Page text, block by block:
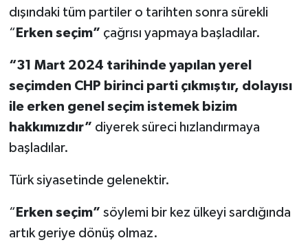
dışındaki tüm partiler o tarihten sonra sürekli
“ Erken seçim” çağrısı yapmaya başladılar.
“31 Mart 2024 tarihinde yapılan yerel
seçimden CHP birinci parti çıkmıştır, dolayısı
ile erken genel seçim istemek bizim
hakkımızdır” diyerek süreci hızlandırmaya
başladılar.
Türk siyasetinde gelenektir.
“ Erken seçim” söylemi bir kez ülkeyi sardığında
artık geriye dönüş olmaz.